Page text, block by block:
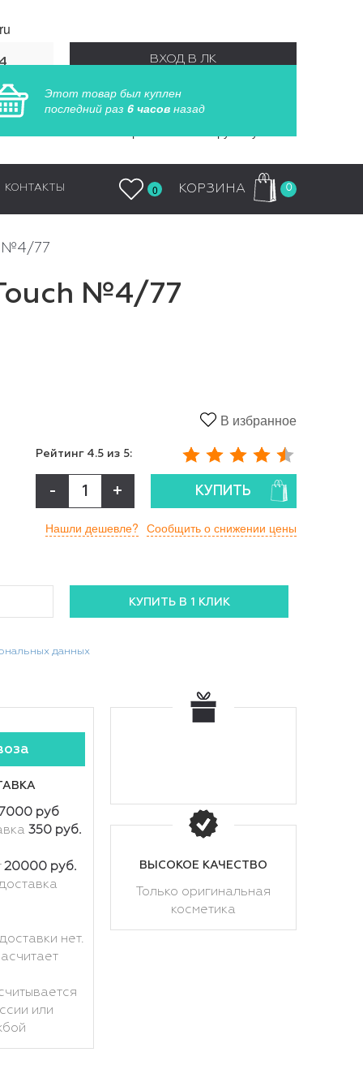
ВХОД В ЛК
РЕГИСТРАЦИЯ
КОНТАКТЫ 0 КОРЗИНА 0
№4/77
№4/77
В избранное
Рейтинг 4.5 из 5:
- + КУПИТЬ
Нашли дешевле? Сообщить о снижении цены
данных
руб
350 руб.
20000 руб.
нет.
или
ВЫСОКОЕ КАЧЕСТВО
Только оригинальная
косметика
Этот товар был куплен
последний раз 6 часов назад